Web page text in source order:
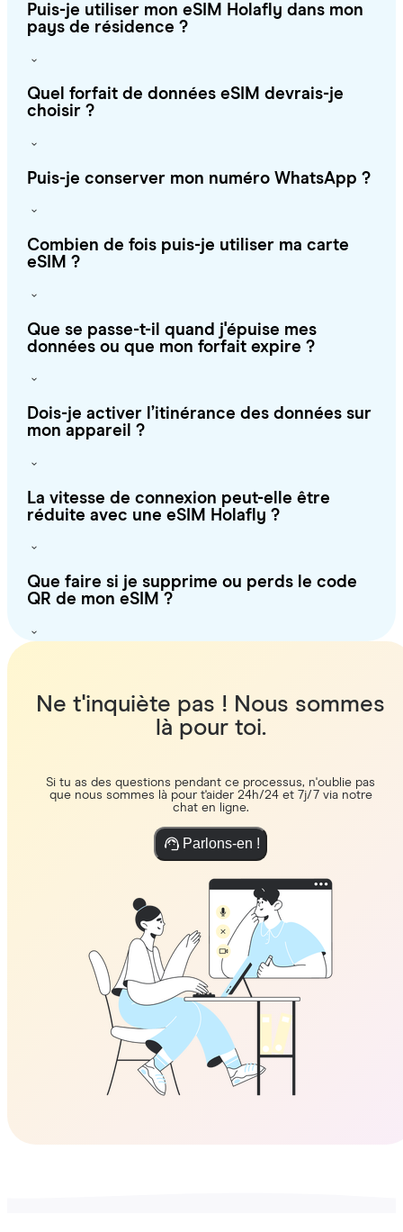
Puis-je utiliser mon eSIM Holafly dans mon
pays de résidence ?
Quel forfait de données eSIM devrais-je
choisir ?
Puis-je conserver mon numéro WhatsApp ?
Combien de fois puis-je utiliser ma carte
eSIM ?
Que se passe-t-il quand j'épuise mes
données ou que mon forfait expire ?
Dois-je activer l’itinérance des données sur
mon appareil ?
La vitesse de connexion peut-elle être
réduite avec une eSIM Holafly ?
Que faire si je supprime ou perds le code
QR de mon eSIM ?
Ne t'inquiète pas ! Nous sommes
là pour toi.
Si tu as des questions pendant ce processus, n'oublie pas
que nous sommes là pour t'aider 24h/24 et 7j/7 via notre
chat en ligne.
Parlons-en !